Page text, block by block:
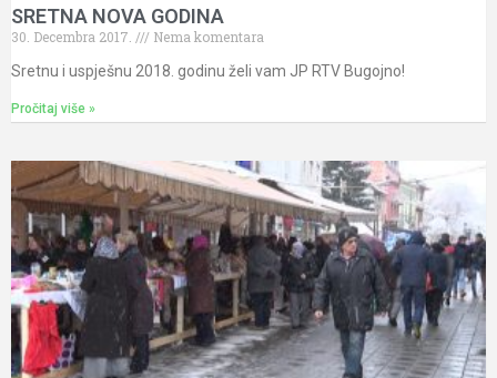
SRETNA NOVA GODINA
30. Decembra 2017.
Nema komentara
Sretnu i uspješnu 2018. godinu želi vam JP RTV Bugojno!
Pročitaj više »